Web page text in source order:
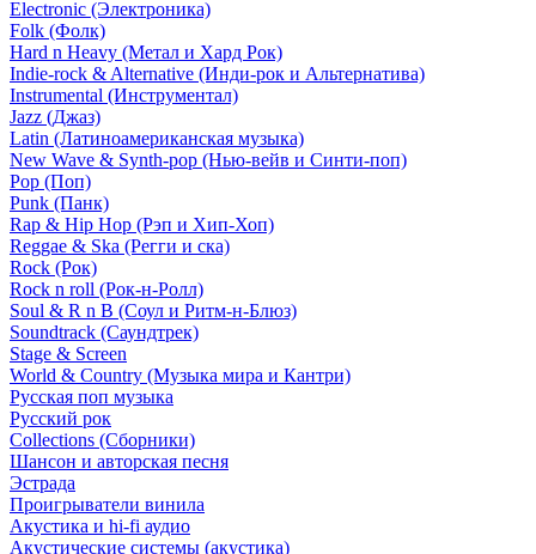
Electronic (Электроника)
Folk (Фолк)
Hard n Heavy (Метал и Хард Рок)
Indie-rock & Alternative (Инди-рок и Альтернатива)
Instrumental (Инструментал)
Jazz (Джаз)
Latin (Латиноамериканская музыка)
New Wave & Synth-pop (Нью-вейв и Синти-поп)
Pop (Поп)
Punk (Панк)
Rap & Hip Hop (Рэп и Хип-Хоп)
Reggae & Ska (Регги и ска)
Rock (Рок)
Rock n roll (Рок-н-Ролл)
Soul & R n B (Соул и Ритм-н-Блюз)
Soundtrack (Саундтрек)
Stage & Screen
World & Country (Музыка мира и Кантри)
Русская поп музыка
Русский рок
Сollections (Сборники)
Шансон и авторская песня
Эстрада
Проигрыватели винила
Акустика и hi-fi аудио
Акустические системы (акустика)